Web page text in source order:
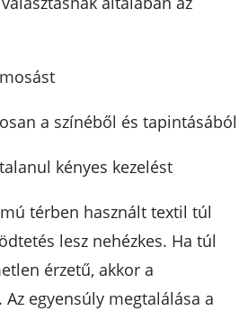
a színéből és tapintásából
kényes kezelést
térben használt textil túl
lesz nehézkes. Ha túl
érzetű, akkor a
egyensúly megtalálása a